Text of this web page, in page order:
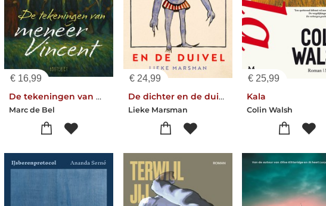
€16,99
De tekeningen van meneer Vincent
Marc de Bel
€24,99
De dichter en de duivel
Lieke Marsman
€ 25,99
Kala
Colin Walsh